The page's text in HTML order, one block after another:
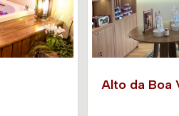
Alto da Boa